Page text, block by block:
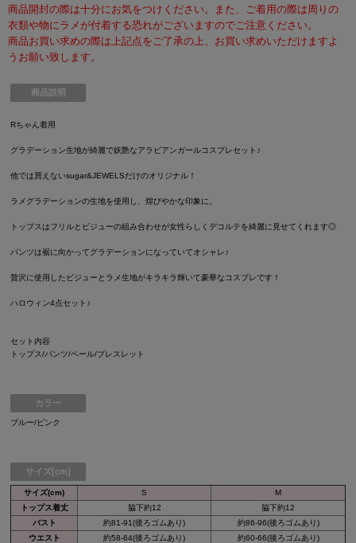
商品開封の際は十分にお気をつけください。また、ご着用の際は周りの
衣類や物にラメが付着する恐れがございますのでご注意ください。
商品お買い求めの際は上記点をご了承の上、お買い求めいただけますよ
うお願い致します。
商品説明
Rちゃん着用
グラデーション生地が綺麗で妖艶なアラビアンガールコスプレセット♪
他では買えないsugar&JEWELSだけのオリジナル！
ラメグラデーションの生地を使用し、煌びやかな印象に。
トップスはフリルとビジューの組み合わせが女性らしくデコルテを綺麗に見せてくれます◎
パンツは裾に向かってグラデーションになっていてオシャレ♪
贅沢に使用したビジューとラメ生地がキラキラ輝いて豪華なコスプレです！
ハロウィン4点セット♪
セット内容
トップス/パンツ/ベール/ブレスレット
カラー
ブルー/ピンク
サイズ[cm]
サイズ(cm) S
M
トップス着丈
脇下約12
脇下約12
バスト
約81-91(後ろゴムあり)
約86-96(後ろゴムあり)
ウエスト
約58-64(後ろゴムあり)
約60-66(後ろゴムあり)